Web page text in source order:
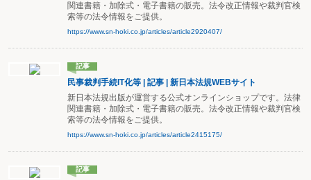
関連書籍・加除式・電子書籍の販売。法令改正情報や裁判官検
索等の法令情報をご提供。
https://www.sn-hoki.co.jp/articles/article2920407/
記事
民事裁判手続IT化等 | 記事 | 新日本法規WEBサイト
新日本法規出版が運営する公式オンラインショップです。法律
関連書籍・加除式・電子書籍の販売。法令改正情報や裁判官検
索等の法令情報をご提供。
https://www.sn-hoki.co.jp/articles/article2415175/
記事